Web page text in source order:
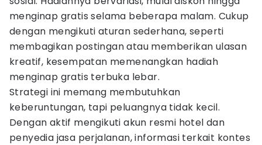
menginap gratis selama beberapa malam. Cukup
dengan mengikuti aturan sederhana, seperti
membagikan postingan atau memberikan ulasan
kreatif, kesempatan memenangkan hadiah
menginap gratis terbuka lebar.
Strategi ini memang membutuhkan
keberuntungan, tapi peluangnya tidak kecil.
Dengan aktif mengikuti akun resmi hotel dan
penyedia jasa perjalanan, informasi terkait kontes